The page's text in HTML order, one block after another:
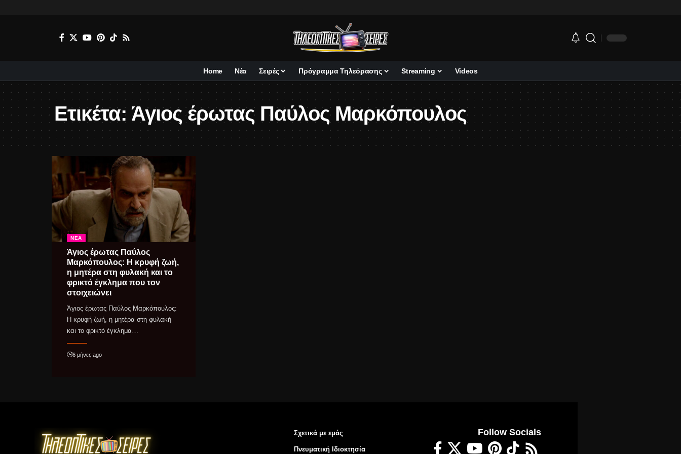
Home Νέα Σειρές Πρόγραμμα Τηλεόρασης Streaming Videos
Ετικέτα: Άγιος έρωτας Παύλος Μαρκόπουλος
ΝΈΑ
Άγιος έρωτας Παύλος
Μαρκόπουλος: Η κρυφή ζωή,
η μητέρα στη φυλακή και το
φρικτό έγκλημα που τον
στοιχειώνει
Άγιος έρωτας Παύλος Μαρκόπουλος:
Η κρυφή ζωή, η μητέρα στη φυλακή
και το φρικτό έγκλημα…
6 μήνες ago
Σχετικά με εμάς
Πνευματική Ιδιοκτησία
Follow Socials